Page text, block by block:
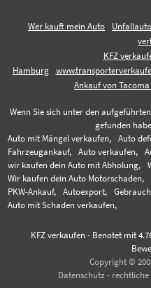
Wer kauft mein Auto
KFZ
Hamburg
Ankauf von Tacoma
Wenn Sie sich unter den
gefunden
Auto mit Mängel verkaufen,
Auto
Fahrzeugankauf,
Auto verkaufen,
wir kaufen dein Auto mit Abholung,
Wir kaufen dein Auto Motorschaden,
PKW-Ankauf,
Autoexport,
Auto mit Schaden verkaufen,
KFZ verkaufen- Benotet mit
Copyright ©
Datenschutz - rechtliche